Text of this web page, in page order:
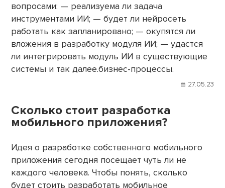
вопросами: — реализуема ли задача
инструментами ИИ; — будет ли нейросеть
работать как запланировано; — окупятся ли
вложения в разработку модуля ИИ; — удастся
ли интегрировать модуль ИИ в существующие
системы и так далее.бизнес-процессы.
27.05.23
Сколько стоит разработка
мобильного приложения?
Идея о разработке собственного мобильного
приложения сегодня посещает чуть ли не
каждого человека. Чтобы понять, сколько
будет стоить разработать мобильное